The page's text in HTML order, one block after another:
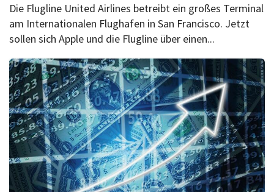
Die Flugline United Airlines betreibt ein großes Terminal
am Internationalen Flughafen in San Francisco. Jetzt
sollen sich Apple und die Flugline über einen...